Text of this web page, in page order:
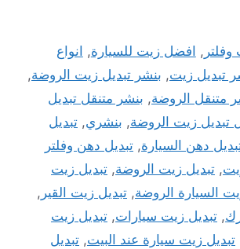
, افضل زيت للسيارة, انواع
تبديل زيت, بنشر تبديل زيت الروضة,
متنقل الروضة, بنشر متنقل تبديل
تبديل زيت الروضة, بنشري, تبديل
دهن السيارة, تبديل دهن وفلتر
, تبديل زيت الروضة, تبديل زيت
السيارة الروضة, تبديل زيت القير ,
, تبديل زيت سيارات, تبديل زيت
تبديل زيت سيارة عند البيت, تبديل